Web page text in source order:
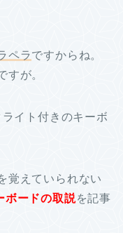
ペラですからね。
すが。
イト付きのキーボ
覚えていられない
ードの取説を記事